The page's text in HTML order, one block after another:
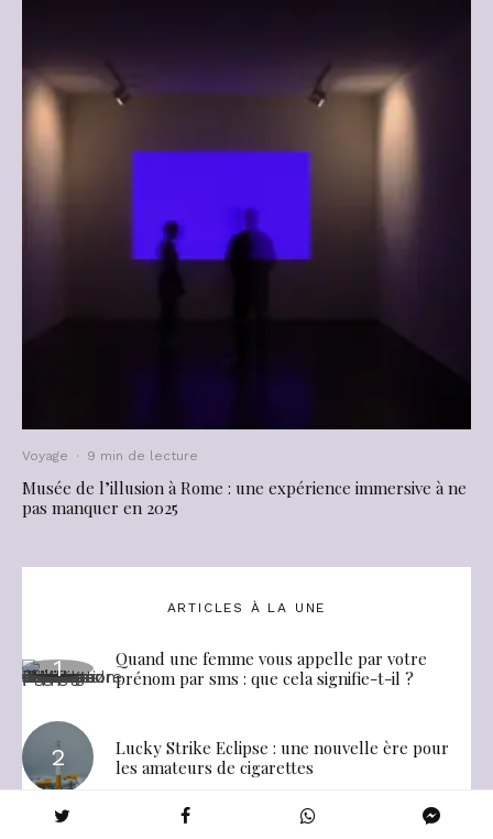
Voyage · 9 min de lecture
Musée de l’illusion à Rome : une expérience immersive à ne
pas manquer en 2025
ARTICLES À LA UNE
Quand une femme vous appelle par votre
prénom par sms : que cela signifie-t-il ?
Lucky Strike Eclipse : une nouvelle ère pour
les amateurs de cigarettes